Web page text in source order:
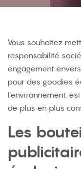
Vous souhaitez
responsabilité
engagement
pour des goodies
l’environnement,
de plus en plus
Les